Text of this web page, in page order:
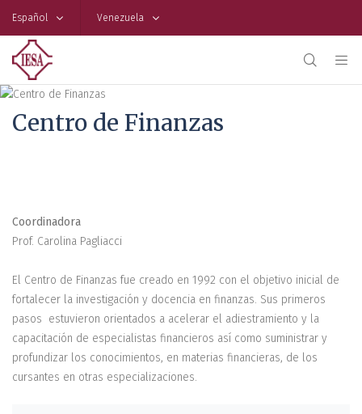
Español Venezuela
Centro de Finanzas
Coordinadora
Prof. Carolina Pagliacci
El Centro de Finanzas fue creado en 1992 con el objetivo inicial de
fortalecer la investigación y docencia en finanzas. Sus primeros
pasos estuvieron orientados a acelerar el adiestramiento y la
capacitación de especialistas financieros así como suministrar y
profundizar los conocimientos, en materias financieras, de los
cursantes en otras especializaciones.